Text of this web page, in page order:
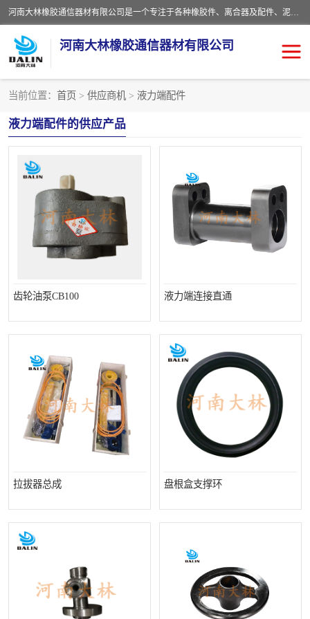
河南大林橡胶通信器材有限公司是一个专注于各种橡胶件、离合器及配件、泥浆泵及配件等产品设计制造和加工的企业。产品应用于矿山、冶金、石油、钢铁、化工、水泥、船舶、造纸、通用机械等各种大功率机械传动或制动装置。
河南大林橡胶通信器材有限公司
当前位置： 首页 > 供应商机 > 液力端配件
液力端配件的供应产品
齿轮油泵CB100 液力端连接直通
拉拔器总成 盘根盒支撑环
推盘离合器
PO隔膜离合器 气胎离合器
泥浆泵空气包胶囊 气动元件
DY隔膜式离合器
KB离合器 实芯轮胎
PTO离合器 联轴器
橡胶件 液力端配件